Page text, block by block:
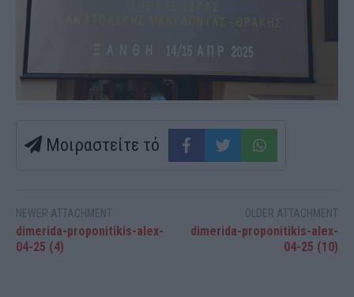
Μοιραστείτε τό
NEWER ATTACHMENT
dimerida-proponitikis-alex-
04-25 (4)
OLDER ATTACHMENT
dimerida-proponitikis-alex-
04-25 (10)